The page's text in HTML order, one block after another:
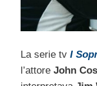
La serie tv I
l’attore John